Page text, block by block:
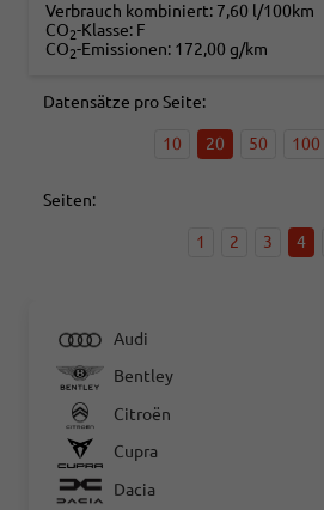
Verbrauch kombiniert: 7,60 l/100km
CO2-Klasse: F
CO2-Emissionen: 172,00 g/km
Datensätze pro Seite:
10 20 50 100
Seiten:
1 2 3 4
Audi
Bentley
Citroën
Cupra
Dacia